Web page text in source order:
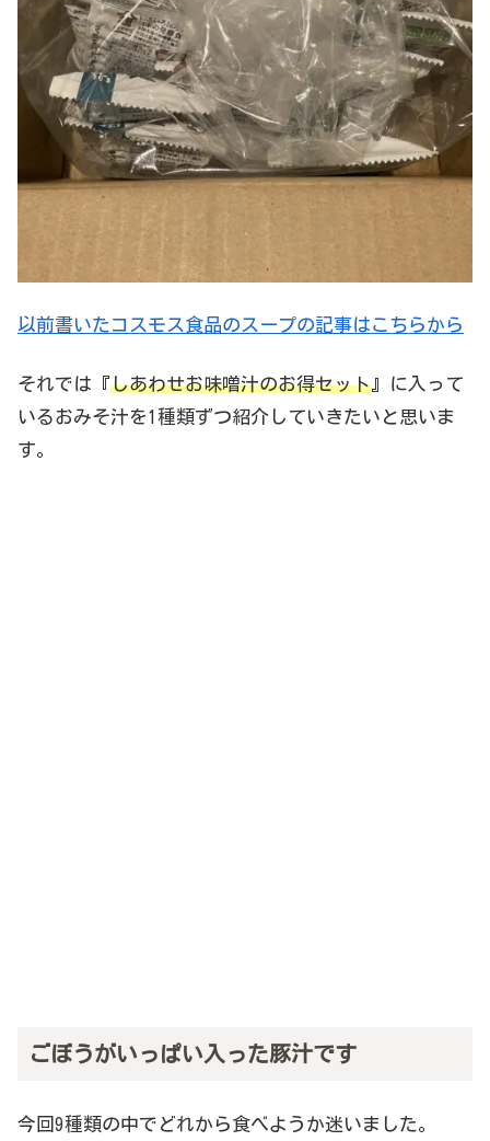
以前書いたコスモス食品のスープの記事はこちらから
それでは『しあわせお味噌汁のお得セット 』に入って
いるおみそ汁を1種類ずつ紹介していきたいと思いま
す。
ごぼうがいっぱい入った豚汁です
今回9種類の中でどれから食べようか迷いました。